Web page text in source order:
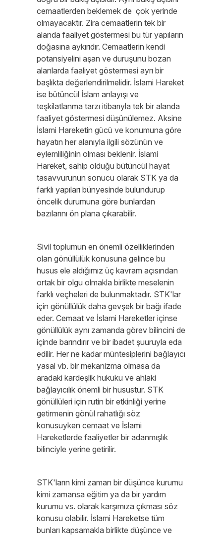
cemaatlerden beklemek de çok yerinde
olmayacaktır. Zira cemaatlerin tek bir
alanda faaliyet göstermesi bu tür yapıların
doğasına aykırıdır. Cemaatlerin kendi
potansiyelini aşan ve duruşunu bozan
alanlarda faaliyet göstermesi ayrı bir
başlıkta değerlendirilmelidir. İslami Hareket
ise bütüncül İslam anlayışı ve
teşkilatlanma tarzı itibarıyla tek bir alanda
faaliyet göstermesi düşünülemez. Aksine
İslami Hareketin gücü ve konumuna göre
hayatın her alanıyla ilgili sözünün ve
eylemliliğinin olması beklenir. İslami
Hareket, sahip olduğu bütüncül hayat
tasavvurunun sonucu olarak STK ya da
farklı yapıları bünyesinde bulundurup
öncelik durumuna göre bunlardan
bazılarını ön plana çıkarabilir.
Sivil toplumun en önemli özelliklerinden
olan gönüllülük konusuna gelince bu
husus ele aldığımız üç kavram açısından
ortak bir olgu olmakla birlikte meselenin
farklı veçheleri de bulunmaktadır. STK'lar
için gönüllülük daha gevşek bir bağı ifade
eder. Cemaat ve İslami Hareketler içinse
gönüllülük aynı zamanda görev bilincini de
içinde barındırır ve bir ibadet şuuruyla eda
edilir. Her ne kadar müntesiplerini bağlayıcı
yasal vb. bir mekanizma olmasa da
aradaki kardeşlik hukuku ve ahlaki
bağlayıcılık önemli bir husustur. STK
gönüllüleri için rutin bir etkinliği yerine
getirmenin gönül rahatlığı söz
konusuyken cemaat ve İslami
Hareketlerde faaliyetler bir adanmışlık
bilinciyle yerine getirilir.
STK'ların kimi zaman bir düşünce kurumu
kimi zamansa eğitim ya da bir yardım
kurumu vs. olarak karşımıza çıkması söz
konusu olabilir. İslami Hareketse tüm
bunları kapsamakla birlikte düşünce ve